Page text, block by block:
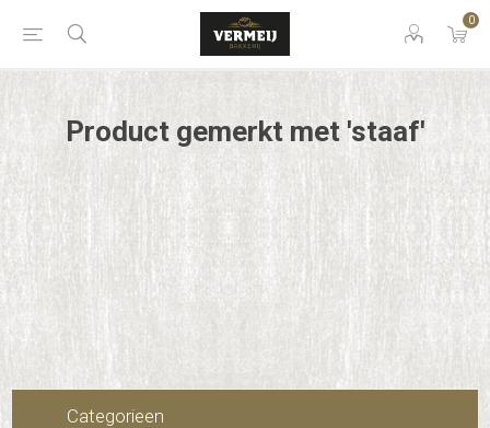
0
Product gemerkt met 'staaf'
Categorieen